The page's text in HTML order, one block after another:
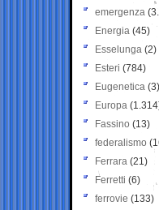
emergenza
Energia (45)
Esselunga (2)
Esteri (784)
Eugenetica (3)
Europa
Fassino (13)
federalismo
Ferrara (21)
Ferretti (6)
ferrovie (133)